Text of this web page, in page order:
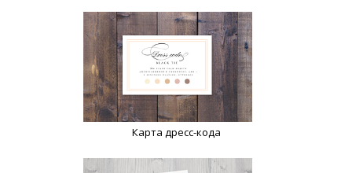
Карта дресс-кода